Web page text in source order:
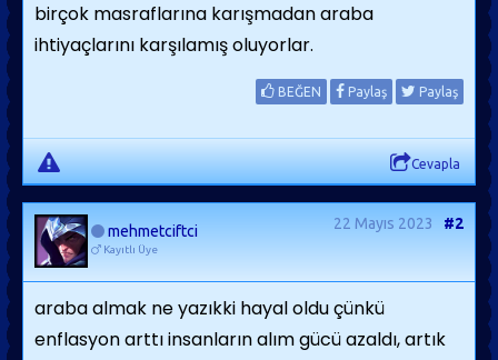
birçok masraflarına karışmadan araba
ihtiyaçlarını karşılamış oluyorlar.
BEĞEN Paylaş Paylaş
Cevapla
mehmetciftci
Kayıtlı Üye
22 Mayıs 2023 #2
araba almak ne yazıkki hayal oldu çünkü
enflasyon arttı insanların alım gücü azaldı, artık